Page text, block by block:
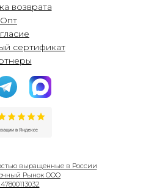
возврата
Опт
сертификат
выращенные в России
Рынок ООО